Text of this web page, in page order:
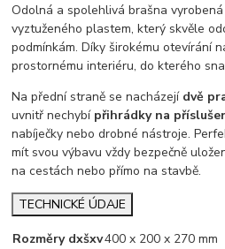
Odolná a spolehlivá brašna
vyztuženého plastem, který skvěle
podmínkám. Díky širokému otevírání
prostornému interiéru, do kterého
Na přední straně se nacházejí dvě
uvnitř nechybí přihrádky na
nabíječky nebo drobné nástroje.
mít svou výbavu vždy bezpečně
na cestách nebo přímo na stavbě.
TECHNICKÉ ÚDAJE
Rozměry dxšxv400 x 200 x 270 mm